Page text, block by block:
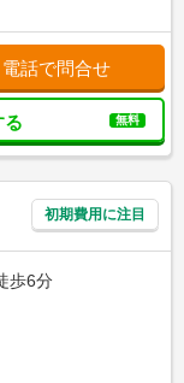
電話で問合せ
る 無料
初期費用に注目
歩6分